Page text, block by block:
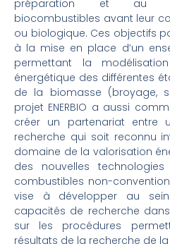
préparation et au
biocombustibles avant leur
ou biologique. Ces objectifs
à la mise en place d’un
permettant la
énergétique des différentes
de la biomasse (broyage,
projet ENERBIO a aussi
créer un partenariat entre
recherche qui soit reconnu
domaine de la valorisation
des nouvelles
combustibles non-
vise à développer au
capacités de recherche
sur les procédures
résultats de la recherche de